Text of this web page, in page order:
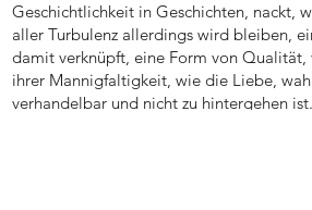
Geschichtlichkeit in Geschichten, nackt,
aller Turbulenz allerdings wird bleiben,
damit verknüpft, eine Form von Qualität,
ihrer Mannigfaltigkeit, wie die Liebe,
verhandelbar und nicht zu hintergehen